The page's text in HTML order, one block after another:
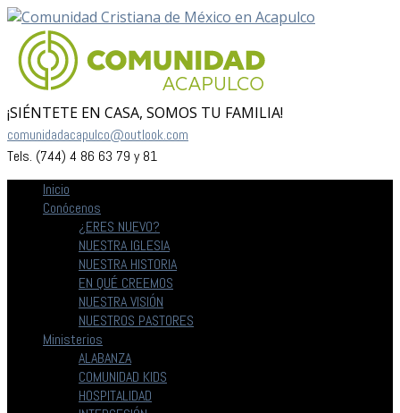
¡SIÉNTETE EN CASA, SOMOS TU FAMILIA!
comunidadacapulco@outlook.com
Tels. (744) 4 86 63 79 y 81
Inicio
Conócenos
¿ERES NUEVO?
NUESTRA IGLESIA
NUESTRA HISTORIA
EN QUÉ CREEMOS
NUESTRA VISIÓN
NUESTROS PASTORES
Ministerios
ALABANZA
COMUNIDAD KIDS
HOSPITALIDAD